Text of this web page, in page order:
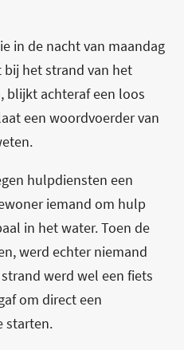
in de nacht van maandag
het strand van het
blijkt achteraf een loos
een woordvoerder van
hulpdiensten een
iemand om hulp
in het water. Toen de
werd echter niemand
werd wel een fiets
om direct een
starten.